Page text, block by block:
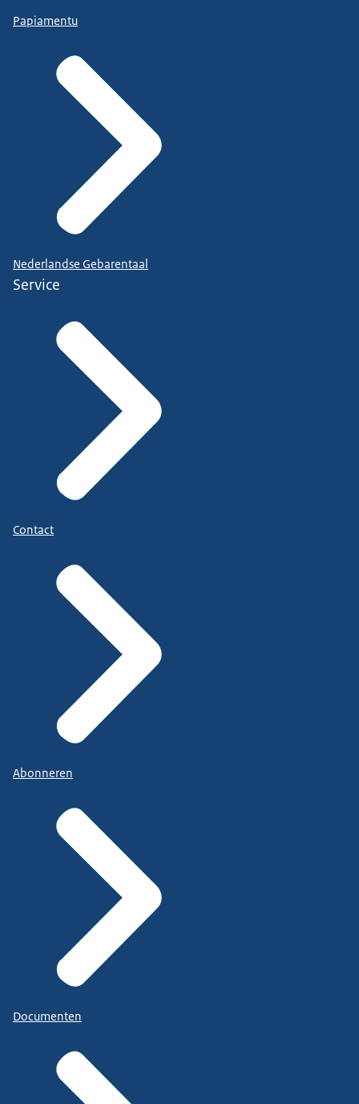
Papiamentu
Nederlandse Gebarentaal
Service
Contact
Abonneren
Documenten